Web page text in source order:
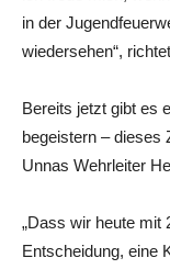
in der
wiedersehen“,
Bereits jetzt gibt es
begeistern – dieses
Unnas Wehrleiter
„Dass wir heute mit
Entscheidung, eine